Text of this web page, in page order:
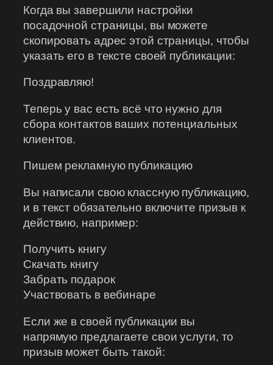
Когда вы завершили настройки
посадочной страницы, вы можете
скопировать адрес этой страницы, чтобы
указать его в тексте своей публикации:
Поздравляю!
Теперь у вас есть всё что нужно для
сбора контактов ваших потенциальных
клиентов.
Пишем рекламную публикацию
Вы написали свою классную публикацию,
и в текст обязательно включите призыв к
действию, например:
Получить книгу
Скачать книгу
Забрать подарок
Участвовать в вебинаре
Если же в своей публикации вы
напрямую предлагаете свои услуги, то
призыв может быть такой: